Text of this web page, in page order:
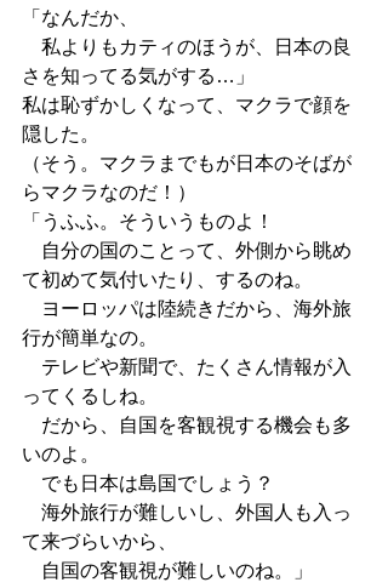
「なんだか、
私よりもカティのほうが、日本の良
さを知ってる気がする…」
私は恥ずかしくなって、マクラで顔を
隠した。
（そう。マクラまでもが日本のそばが
らマクラなのだ！）
「うふふ。そういうものよ！
自分の国のことって、外側から眺め
て初めて気付いたり、するのね。
ヨーロッパは陸続きだから、海外旅
行が簡単なの。
テレビや新聞で、たくさん情報が入
ってくるしね。
だから、自国を客観視する機会も多
いのよ。
でも日本は島国でしょう？
海外旅行が難しいし、外国人も入っ
て来づらいから、
自国の客観視が難しいのね。」